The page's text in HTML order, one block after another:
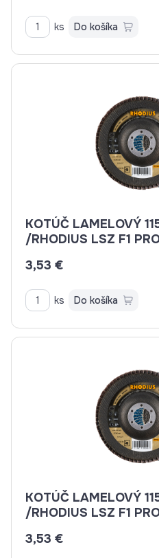
ks Do košíka
KOTÚČ LAMELOVÝ
/RHODIUS LSZ F1
3,53 €
ks Do košíka
KOTÚČ LAMELOVÝ
/RHODIUS LSZ F1
3,53 €